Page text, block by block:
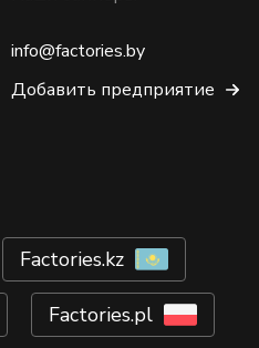
info@factories.by
Добавить предприятие
Factories.kz
Factories.pl